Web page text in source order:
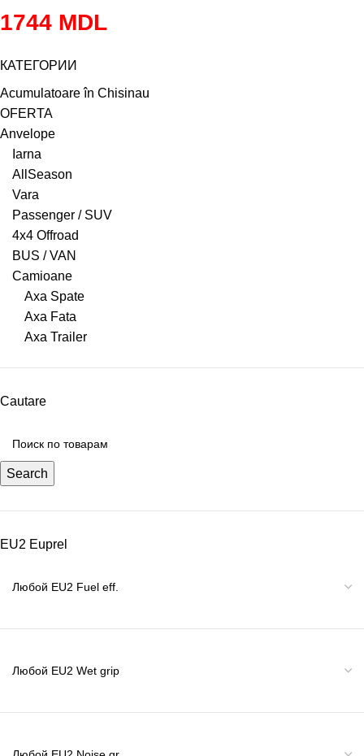
КАТЕГОРИИ
Acumulatoare în Chisinau
OFERTA
Anvelope
Iarna
AllSeason
Vara
Passenger / SUV
4x4 Offroad
BUS / VAN
Camioane
Axa Spate
Axa Fata
Axa Trailer
Cautare
Search
EU2 Euprel
1744 MDL